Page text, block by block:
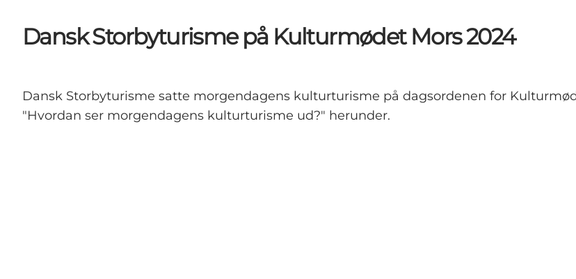
Podcast
Dansk Storbyturisme på Kulturmødet Mors 2024
Dansk Storbyturisme satte morgendagens kulturturisme på dagsordenen for
"Hvordan ser morgendagens kulturturisme ud?" herunder.